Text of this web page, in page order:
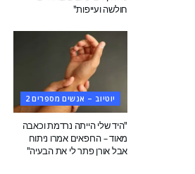
חולשה ועייפות"
יוטיוב – אנשים מספרים 2
"היד שלי הייתה נרדמת וכאבה
מאוד – הרופאים אמרו ניתוח
אבל אורן פתר לי את הבעיה"